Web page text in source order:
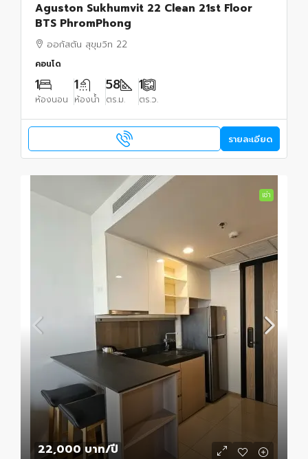
Aguston Sukhumvit 22 Clean 21st Floor
BTS PhromPhong
ออกัสตัน สุขุมวิท 22
คอนโด
1
ห้องนอน
1
ห้องน้ำ
58
ตร.ม.
1
ตร.ว.
รายละเอียด
เช่า
22,000 บาท/ปี